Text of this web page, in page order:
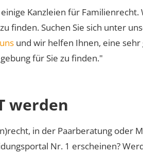
Kanzleien für
finden. Suchen Sie sich unter
und wir helfen Ihnen, eine
für Sie zu finden."
werden
in der Paarberatung oder
Nr. 1 erscheinen?